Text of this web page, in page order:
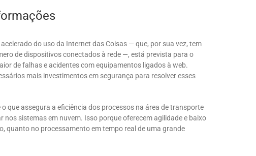
do uso da Internet das Coisas — que, por sua vez, tem
de dispositivos conectados à rede —, está prevista para o
de falhas e acidentes com equipamentos ligados à web.
mais investimentos em segurança para resolver esses
que assegura a eficiência dos processos na área de transporte
nos sistemas em nuvem. Isso porque oferecem agilidade e baixo
quanto no processamento em tempo real de uma grande